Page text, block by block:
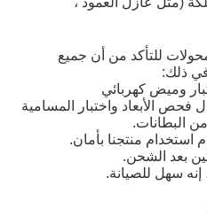
للتأكد من أن جميع
في ذلك:
وميض كهربائي
فحص الأبعاد واختبار المسامية
البطانات.
منتجنا بأمان.